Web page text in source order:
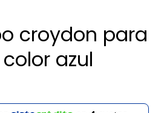
croydon para
azul